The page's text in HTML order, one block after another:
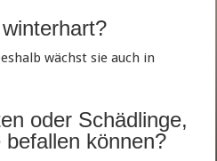
wächst sie auch in
oder Schädlinge,
können?